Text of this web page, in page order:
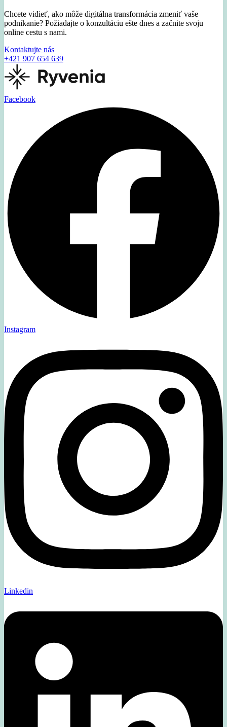
Chcete vidieť, ako môže digitálna transformácia zmeniť vaše
podnikanie? Požiadajte o konzultáciu ešte dnes a začnite svoju
online cestu s nami.
Kontaktujte nás
+421 907 654 639
Facebook
Instagram
Linkedin